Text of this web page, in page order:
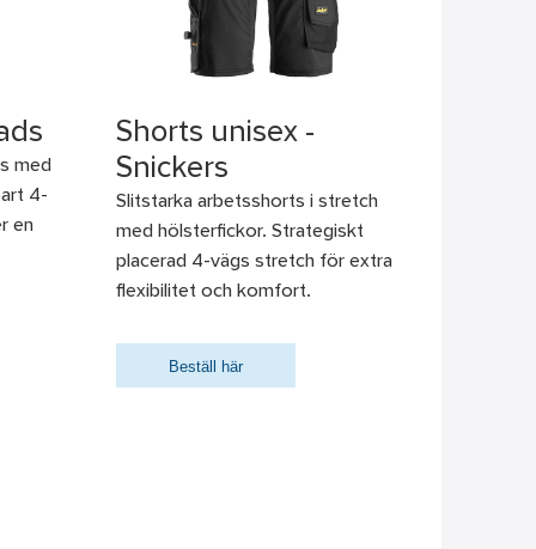
med
4-
en
Shorts unisex -
Snickers
Slitstarka arbetsshorts i stretch
med hölsterfickor. Strategiskt
placerad 4-vägs stretch för extra
flexibilitet och komfort.
Beställ här